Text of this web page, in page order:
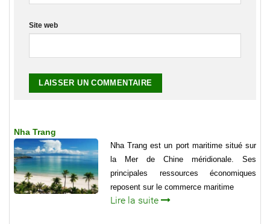
Site web
Nha Trang
Nha Trang est un port maritime situé sur
la Mer de Chine méridionale. Ses
principales ressources économiques
reposent sur le commerce maritime
Lire la suite